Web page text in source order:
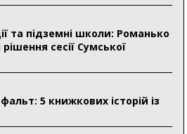
та підземні школи: Романько
сесії Сумської
5 книжкових історій із